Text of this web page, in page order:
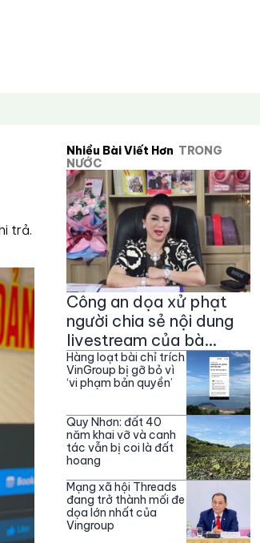
trả.
Nhiều Bài Viết Hơn TRONG
NƯỚC
Công an dọa xử phạt
người chia sẻ nội dung
livestream của bà
Nguyễn Phương Hằng
Hàng loạt bài chỉ trích
VinGroup bị gỡ bỏ vì
‘vi phạm bản quyền’
Quy Nhơn: đất 40
năm khai vỡ và canh
tác vẫn bị coi là đất
hoang
Mạng xã hội Threads
đang trở thành mối đe
dọa lớn nhất của
Vingroup